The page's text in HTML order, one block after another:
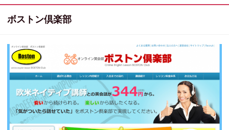
ボストン倶楽部